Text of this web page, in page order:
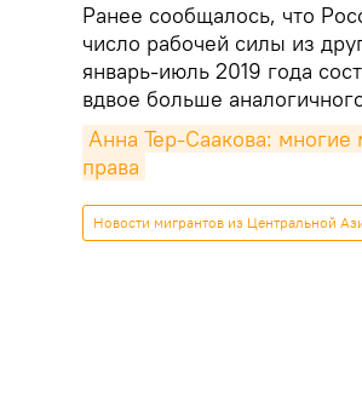
Ранее сообщалось, что
число рабочей силы из
январь-июль 2019 года
вдвое больше
Анна Тер-Саакова: многие
права
Новости мигрантов из Центральной